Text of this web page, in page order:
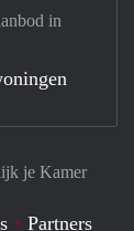
je Kamer
Partners
in